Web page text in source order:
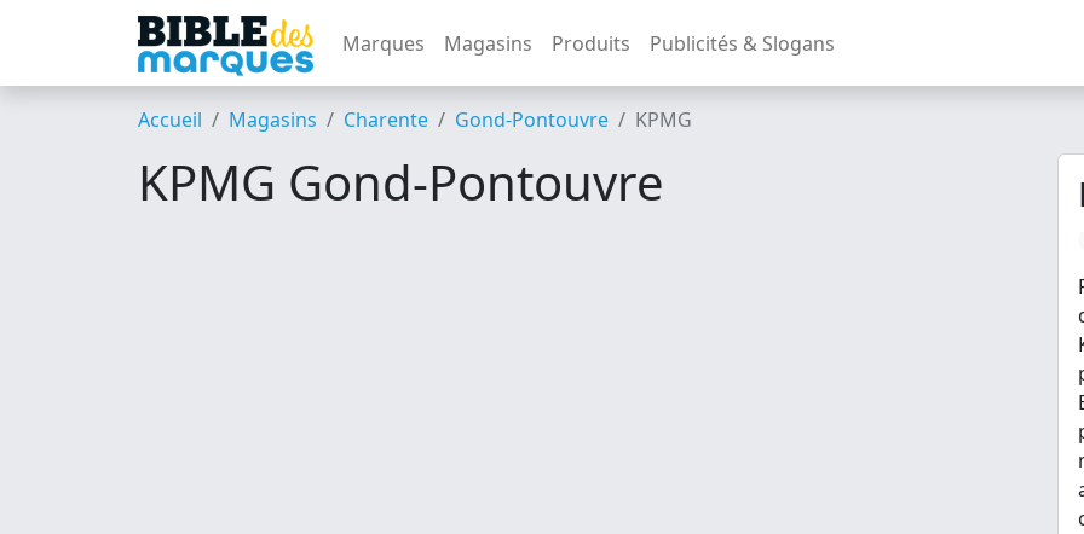
Marques Magasins Produits Publicités & Slogans
Accueil Magasins Charente Gond-Pontouvre KPMG
KPMG Gond-Pontouvre